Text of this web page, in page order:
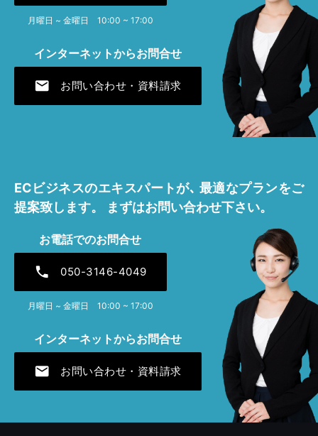
月曜日 ~ 金曜日 10:00 ~ 17:00
インターネットからお問合せ
mail お問い合わせ・資料請求
ECビジネスのエキスパートが､ 最適なプランをご
提案致します。
まずはお問い合わせ下さい。
お電話でのお問合せ
phone 050-3146-4049
月曜日 ~ 金曜日 10:00 ~ 17:00
インターネットからお問合せ
mail お問い合わせ・資料請求